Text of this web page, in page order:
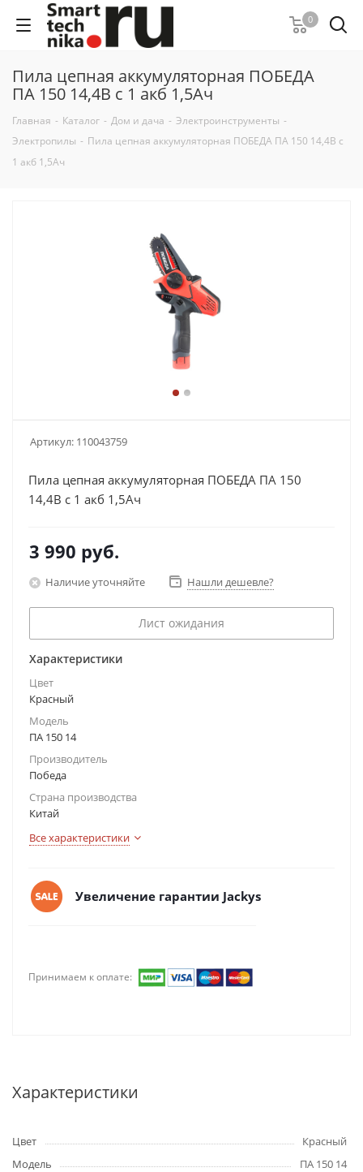
0
Пила цепная аккумуляторная ПОБЕДА
ПА 150 14,4В с 1 акб 1,5Ач
Главная - Каталог - Дом и дача - Электроинструменты -
Электропилы - Пила цепная аккумуляторная ПОБЕДА ПА 150 14,4В с
1 акб 1,5Ач
Артикул: 110043759
Пила цепная аккумуляторная ПОБЕДА ПА 150
14,4В с 1 акб 1,5Ач
3 990 руб.
Наличие уточняйте Нашли дешевле?
Лист ожидания
Характеристики
Цвет
Красный
Модель
ПА 150 14
Производитель
Победа
Страна производства
Китай
Все характеристики
Увеличение гарантии Jackys
Принимаем к оплате:
Характеристики
Цвет
Красный
Модель
ПА 150 14